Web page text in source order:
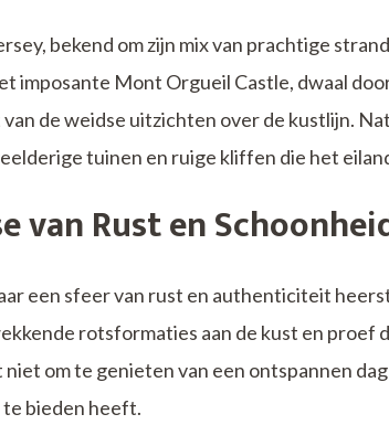
bekend om zijn mix van prachtige
imposante Mont Orgueil Castle, dwaal
de weidse uitzichten over de kustlijn.
tuinen en ruige kliffen die het
van Rust en
een sfeer van rust en authenticiteit
rotsformaties aan de kust en proef
om te genieten van een ontspannen dag
bieden heeft.